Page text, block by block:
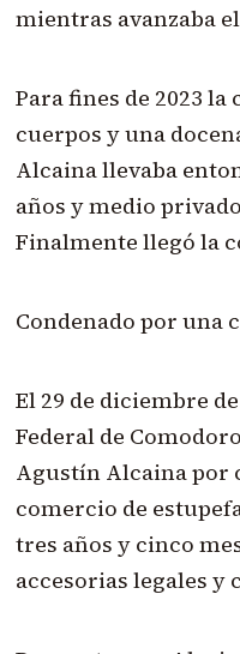
mientras avanzaba
Para fines de 2023 la
cuerpos y una
Alcaina llevaba
años y medio
Finalmente llegó la
Condenado por una
El 29 de diciembre
Federal de
Agustín Alcaina por
comercio de
tres años y cinco
accesorias legales y